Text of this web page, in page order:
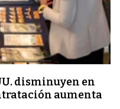
disminuyen en
aumenta